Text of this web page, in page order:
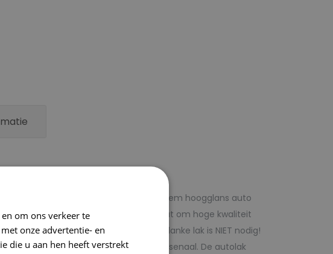
je zelf voordelig met 1laag systeem hoogglans auto
u aan het juiste adres wanneer het gaat om hoge kwaliteit
en makkelijk te verwerken. Extra blanke lak is NIET nodig!
veel kleurencombinaties in ons arsenaal. De autolak
om ons verkeer te
onze advertentie- en
die u aan hen heeft verstrekt